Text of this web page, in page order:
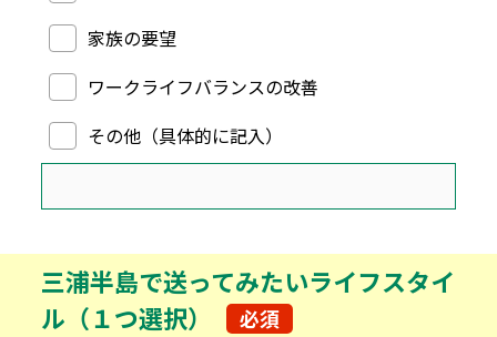
家族の要望
ワークライフバランスの改善
その他（具体的に記入）
三浦半島で送ってみたいライフスタイ
ル（１つ選択）
必須